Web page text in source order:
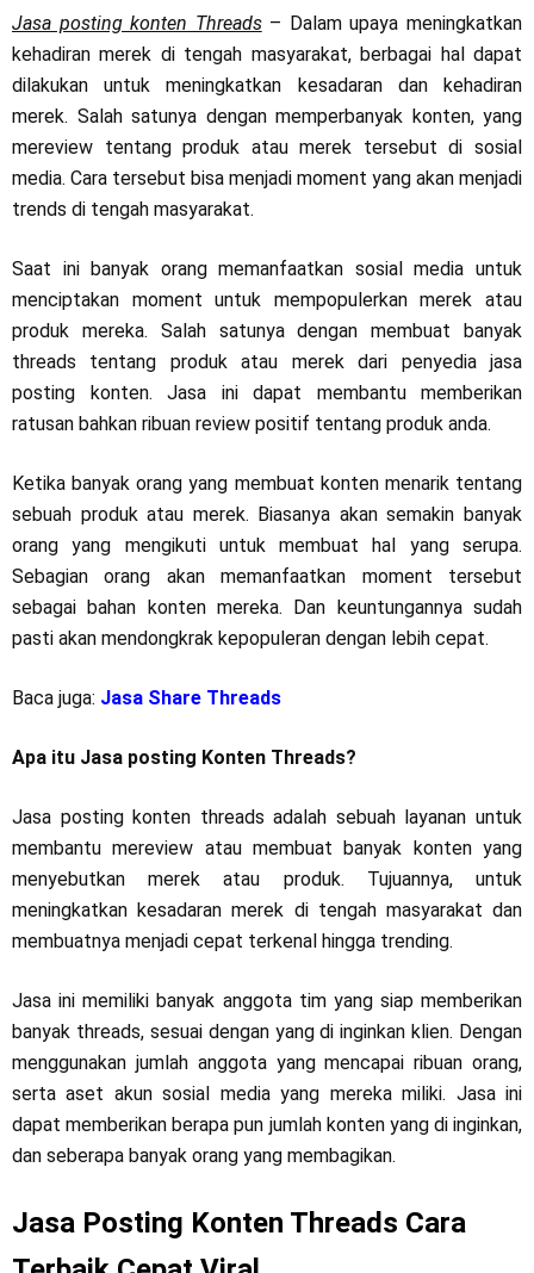
Jasa posting konten Threads– Dalam upaya meningkatkan
kehadiran merek di tengah masyarakat, berbagai hal dapat
dilakukan untuk meningkatkan kesadaran dan kehadiran
merek. Salah satunya dengan memperbanyak konten, yang
mereview tentang produk atau merek tersebut di sosial
media. Cara tersebut bisa menjadi moment yang akan menjadi
trends di tengah masyarakat.
Saat ini banyak orang memanfaatkan sosial media untuk
menciptakan moment untuk mempopulerkan merek atau
produk mereka. Salah satunya dengan membuat banyak
threads tentang produk atau merek dari penyedia jasa
posting konten. Jasa ini dapat membantu memberikan
ratusan bahkan ribuan review positif tentang produk anda.
Ketika banyak orang yang membuat konten menarik tentang
sebuah produk atau merek. Biasanya akan semakin banyak
orang yang mengikuti untuk membuat hal yang serupa.
Sebagian orang akan memanfaatkan moment tersebut
sebagai bahan konten mereka. Dan keuntungannya sudah
pasti akan mendongkrak kepopuleran dengan lebih cepat.
Baca juga: Jasa Share Threads
Apa itu Jasa posting Konten Threads?
Jasa posting konten threads adalah sebuah layanan untuk
membantu mereview atau membuat banyak konten yang
menyebutkan merek atau produk. Tujuannya, untuk
meningkatkan kesadaran merek di tengah masyarakat dan
membuatnya menjadi cepat terkenal hingga trending.
Jasa ini memiliki banyak anggota tim yang siap memberikan
banyak threads, sesuai dengan yang di inginkan klien. Dengan
menggunakan jumlah anggota yang mencapai ribuan orang,
serta aset akun sosial media yang mereka miliki. Jasa ini
dapat memberikan berapa pun jumlah konten yang di inginkan,
dan seberapa banyak orang yang membagikan.
Jasa Posting Konten Threads Cara